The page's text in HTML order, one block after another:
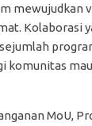
mewujudkan
Kolaborasi
komunitas
MoU,